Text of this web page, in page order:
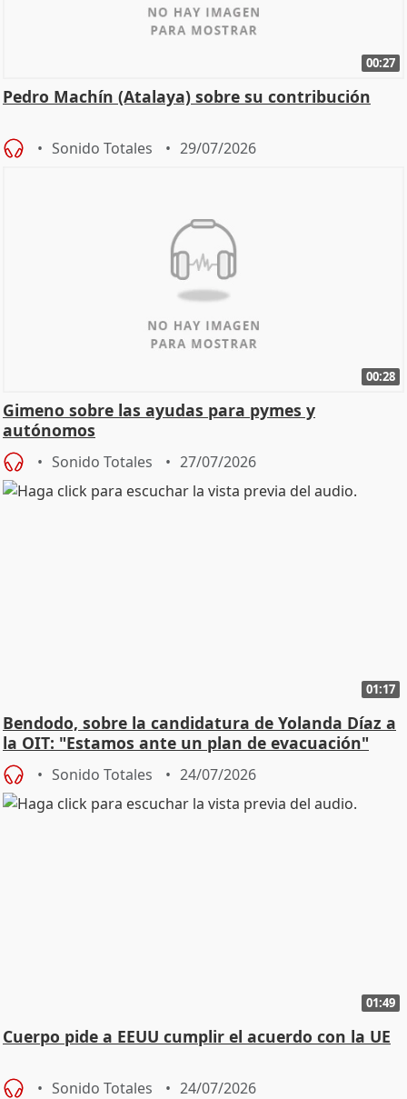
00:27
Pedro Machín (Atalaya) sobre su contribución
Sonido Totales 29/07/2026
00:28
Gimeno sobre las ayudas para pymes y
autónomos
Sonido Totales 27/07/2026
01:17
Bendodo, sobre la candidatura de Yolanda Díaz a
la OIT: "Estamos ante un plan de evacuación"
Sonido Totales 24/07/2026
01:49
Cuerpo pide a EEUU cumplir el acuerdo con la UE
Sonido Totales 24/07/2026